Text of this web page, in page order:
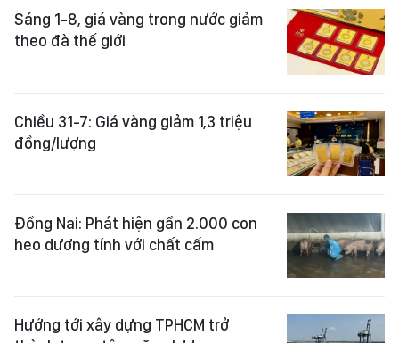
Sáng 1-8, giá vàng trong nước giảm
theo đà thế giới
Chiều 31-7: Giá vàng giảm 1,3 triệu
đồng/lượng
Đồng Nai: Phát hiện gần 2.000 con
heo dương tính với chất cấm
Hướng tới xây dựng TPHCM trở